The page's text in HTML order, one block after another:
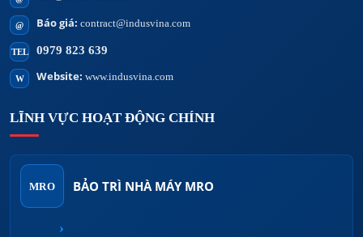
@ Báo giá: contract@indusvina.com
TEL 0979 823 639
W Website: www.indusvina.com
LĨNH VỰC HOẠT ĐỘNG CHÍNH
MRO BẢO TRÌ NHÀ MÁY MRO
›